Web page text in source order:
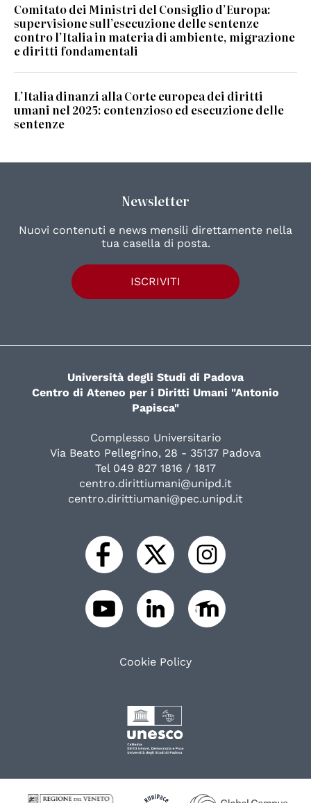
Comitato dei Ministri del Consiglio d’Europa:
supervisione sull’esecuzione delle sentenze
contro l’Italia in materia di ambiente, migrazione
e diritti fondamentali
L’Italia dinanzi alla Corte europea dei diritti
umani nel 2025: contenzioso ed esecuzione delle
sentenze
Newsletter
Nuovi contenuti e news mensili direttamente nella
tua casella di posta.
ISCRIVITI
Università degli Studi di Padova
Centro di Ateneo per i Diritti Umani "Antonio
Papisca"
Complesso Universitario
Via Beato Pellegrino, 28 - 35137 Padova
Tel 049 827 1816 / 1817
centro.dirittiumani@unipd.it
centro.dirittiumani@pec.unipd.it
Cookie Policy